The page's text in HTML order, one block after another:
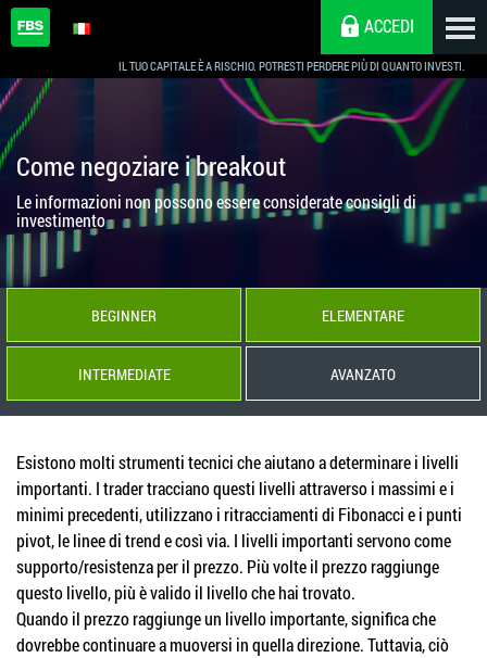
IL TUO CAPITALE È A RISCHIO. POTRESTI PERDERE PIÙ DI QUANTO INVESTI.
ACCEDI
Come negoziare i breakout
Le informazioni non possono essere considerate consigli di
investimento
BEGINNER ELEMENTARE
INTERMEDIATE AVANZATO
Esistono molti strumenti tecnici che aiutano a determinare i livelli
importanti. I trader tracciano questi livelli attraverso i massimi e i
minimi precedenti, utilizzano i ritracciamenti di Fibonacci e i punti
pivot, le linee di trend e così via. I livelli importanti servono come
supporto/resistenza per il prezzo. Più volte il prezzo raggiunge
questo livello, più è valido il livello che hai trovato.
Quando il prezzo raggiunge un livello importante, significa che
dovrebbe continuare a muoversi in quella direzione. Tuttavia, ciò